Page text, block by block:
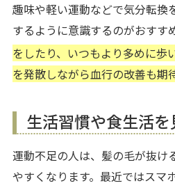
趣味や軽い運動などで気分転換
するように意識するのがおすす
をしたり、いつもより多めに歩
を発散しながら血行の改善も期
生活習慣や食生活を
運動不足の人は、髪の毛が抜け
やすくなります。最近ではスマ